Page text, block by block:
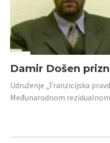
Damir Došen
Udruženje „Tranzicijska
Međunarodnom